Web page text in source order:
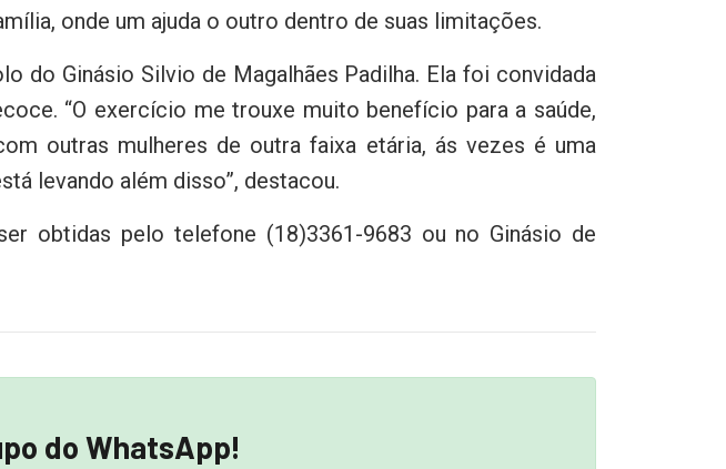
onde um ajuda o outro dentro de suas limitações.
do Ginásio Silvio de Magalhães Padilha. Ela foi convidada
“O exercício me trouxe muito benefício para a saúde,
outras mulheres de outra faixa etária, ás vezes é uma
levando além disso”, destacou.
obtidas pelo telefone (18)3361-9683 ou no Ginásio de
do WhatsApp!